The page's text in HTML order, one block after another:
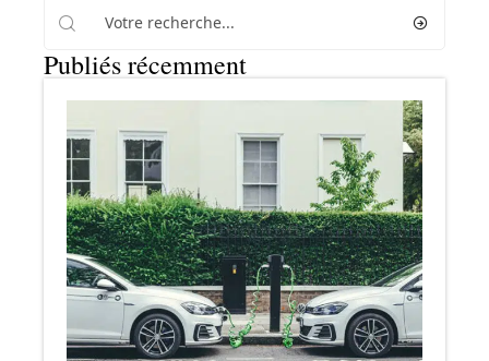
Publiés récemment